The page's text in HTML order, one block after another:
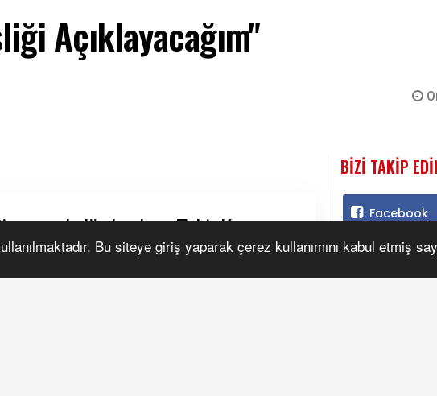
Bu siteye giriş yaparak çerez kullanımını kabul etmiş
Açıklayacağım"
BIZI TAKIP
Facebook
Twitter